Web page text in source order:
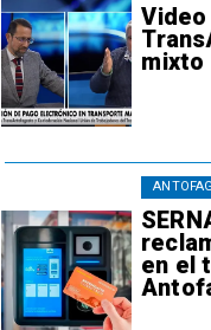
Video
mixto
en el